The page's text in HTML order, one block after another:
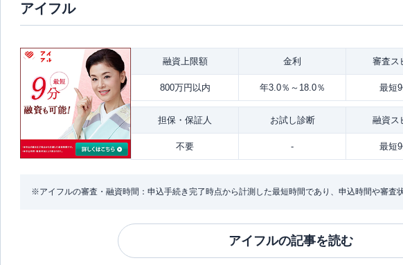
アイフル
融資上限額 金利 審査ス
800万円以内 年3.0％～18.0％ 最短
担保・ 保証人 お試し診断 融資ス
不要 - 最短
※アイフルの審査・融資時間：申込手続き完了時点から計測した最短時間であり、申込時間や審査
アイフルの記事を読む